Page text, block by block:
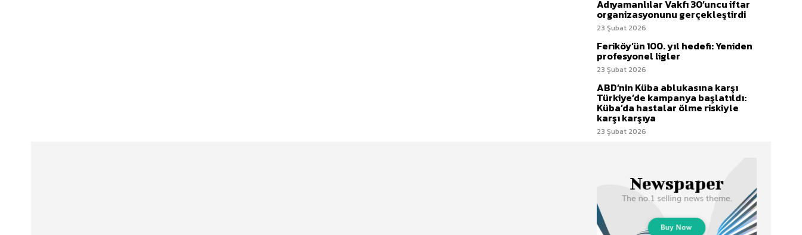
Adıyamanlılar Vakfı 30’uncu iftar
organizasyonunu gerçekleştirdi
23 Şubat 2026
Feriköy’ün 100. yıl hedefi: Yeniden
profesyonel ligler
23 Şubat 2026
ABD’nin Küba ablukasına karşı
Türkiye’de kampanya başlatıldı:
Küba’da hastalar ölme riskiyle
karşı karşıya
23 Şubat 2026